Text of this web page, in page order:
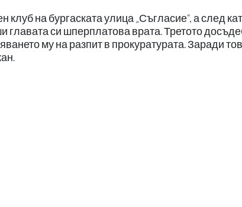
клуб на бургаската улица „Съгласие“, а след
главата си шперплатова врата. Третото
му на разпит в прокуратурата. Заради